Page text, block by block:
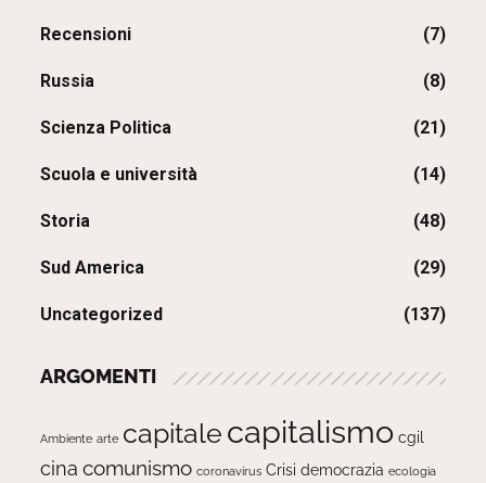
Recensioni (7)
Russia (8)
Scienza Politica (21)
Scuola e università (14)
Storia (48)
Sud America (29)
Uncategorized (137)
ARGOMENTI
Ambiente arte capitale capitalismo cgil
cina comunismo coronavirus Crisi democrazia ecologia